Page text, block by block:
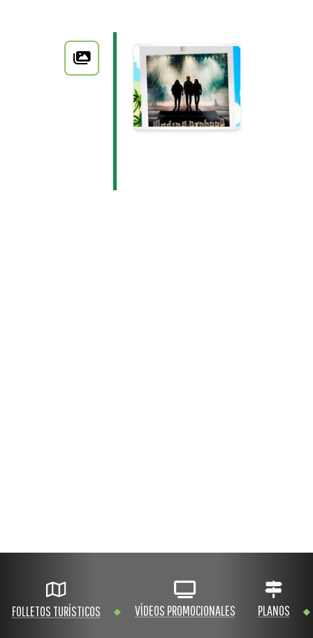
FOLLETOS TURÍSTICOS VÍDEOS PROMOCIONALES PLANOS